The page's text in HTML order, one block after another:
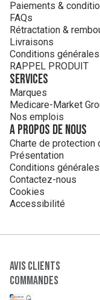
Paiements &
FAQs
Rétractation &
Livraisons
Conditions
RAPPEL PRODUIT
Services
Marques
Medicare-Market
Nos emplois
A propos de nous
Charte de protection
Présentation
Conditions
Contactez-nous
Cookies
Accessibilité
Avis clients
Commandes